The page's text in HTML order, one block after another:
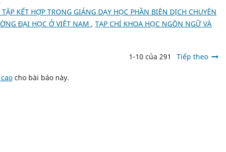
KẾT HỢP TRONG GIẢNG DẠY HỌC PHẦN BIÊN DỊCH CHUYÊN
ĐẠI HỌC Ở VIỆT NAM , TẠP CHÍ KHOA HỌC NGÔN NGỮ VÀ
1-10 của 291 Tiếp theo
cho bài báo này.